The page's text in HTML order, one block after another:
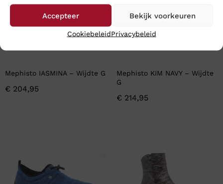
Accepteer Bekijk voorkeuren
CookiebeleidPrivacybeleid
Mephisto IASMINA – Wijdte G
€ 204,95
Mephisto KIM NAVY – Wijdte
G
€ 214,95